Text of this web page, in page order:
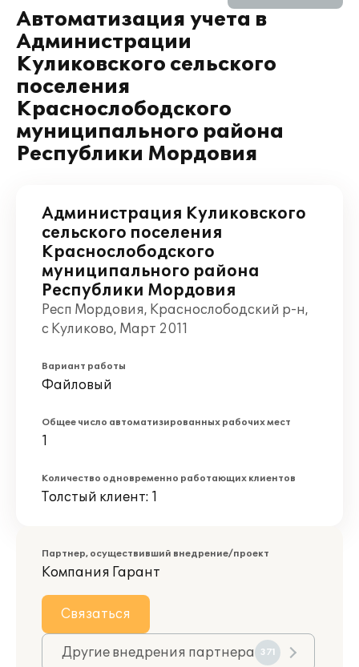
Автоматизация учета в
Администрации
Куликовского сельского
поселения
Краснослободского
муниципального района
Республики Мордовия
Администрация Куликовского
сельского поселения
Краснослободского
муниципального района
Республики Мордовия
Респ Мордовия, Краснослободский р-н,
с Куликово, Март 2011
Вариант работы
Файловый
Общее число автоматизированных рабочих мест
1
Количество одновременно работающих клиентов
Толстый клиент: 1
Партнер, осуществивший внедрение/проект
Компания Гарант
Связаться
Другие внедрения партнера 371